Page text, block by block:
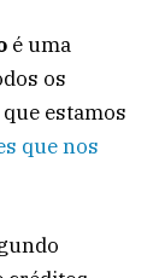
é uma
os
estamos
que nos